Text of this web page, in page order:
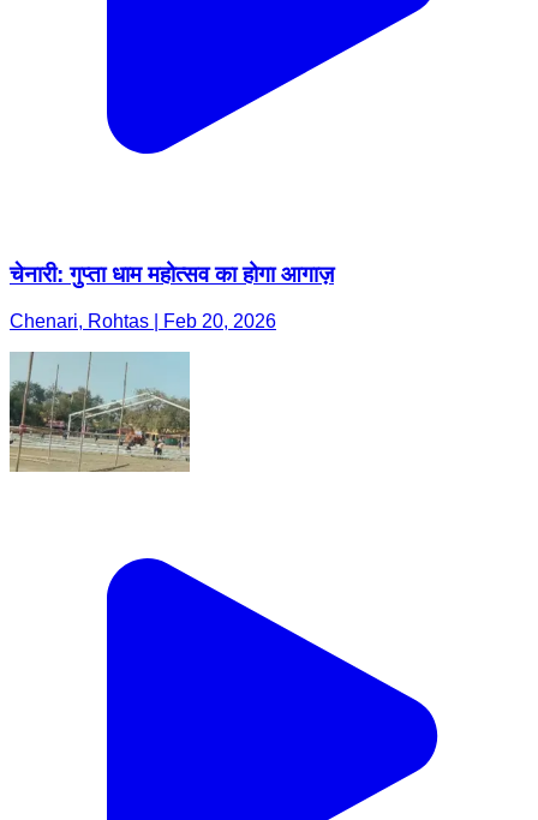
चेनारी: गुप्ता धाम महोत्सव का होगा आगाज़
Chenari, Rohtas | Feb 20, 2026